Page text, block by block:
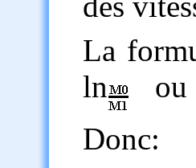
La
ln
ou
Donc: